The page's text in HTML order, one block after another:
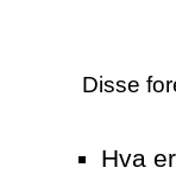
Disse
Hva